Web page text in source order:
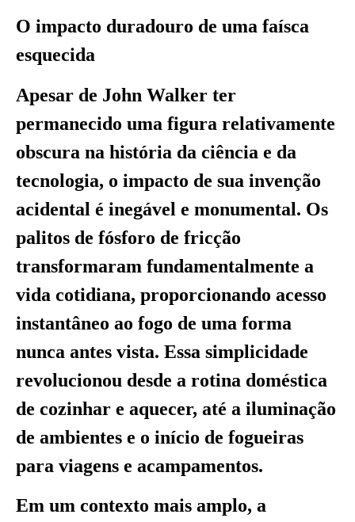
O impacto duradouro de uma faísca
esquecida
Apesar de John Walker ter
permanecido uma figura relativamente
obscura na história da ciência e da
tecnologia, o impacto de sua invenção
acidental é inegável e monumental. Os
palitos de fósforo de fricção
transformaram fundamentalmente a
vida cotidiana, proporcionando acesso
instantâneo ao fogo de uma forma
nunca antes vista. Essa simplicidade
revolucionou desde a rotina doméstica
de cozinhar e aquecer, até a iluminação
de ambientes e o início de fogueiras
para viagens e acampamentos.
Em um contexto mais amplo, a